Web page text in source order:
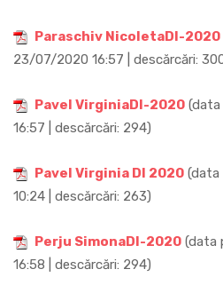
Paraschiv NicoletaDI-2020
23/07/2020 16:57 | descărcări:
Pavel VirginiaDI-2020
16:57 | descărcări: 294)
Pavel Virginia DI 2020 (data
10:24 | descărcări: 263)
Perju SimonaDI-2020 (data
16:58 | descărcări: 294)